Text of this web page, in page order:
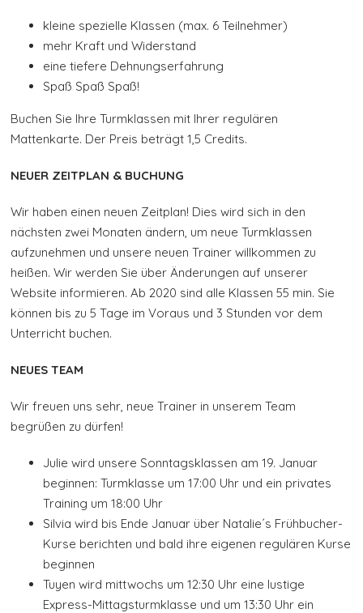
kleine spezielle Klassen (max. 6 Teilnehmer)
mehr Kraft und Widerstand
eine tiefere Dehnungserfahrung
Spaß Spaß Spaß!
Buchen Sie Ihre Turmklassen mit Ihrer regulären
Mattenkarte. Der Preis beträgt 1,5 Credits.
NEUER ZEITPLAN & BUCHUNG
Wir haben einen neuen Zeitplan! Dies wird sich in den
nächsten zwei Monaten ändern, um neue Turmklassen
aufzunehmen und unsere neuen Trainer willkommen zu
heißen. Wir werden Sie über Änderungen auf unserer
Website informieren. Ab 2020 sind alle Klassen 55 min. Sie
können bis zu 5 Tage im Voraus und 3 Stunden vor dem
Unterricht buchen.
NEUES TEAM
Wir freuen uns sehr, neue Trainer in unserem Team
begrüßen zu dürfen!
Julie wird unsere Sonntagsklassen am 19. Januar
beginnen: Turmklasse um 17:00 Uhr und ein privates
Training um 18:00 Uhr
Silvia wird bis Ende Januar über Natalie´s Frühbucher-
Kurse berichten und bald ihre eigenen regulären Kurse
beginnen
Tuyen wird mittwochs um 12:30 Uhr eine lustige
Express-Mittagsturmklasse und um 13:30 Uhr ein